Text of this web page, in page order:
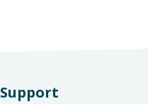
Support